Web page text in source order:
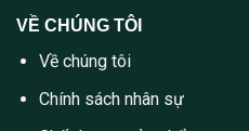
VỀ CHÚNG TÔI
Về chúng tôi
Chính sách nhân sự